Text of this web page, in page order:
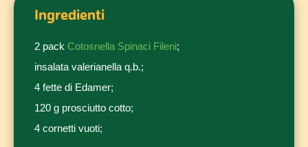
Ingredienti
2 pack Cotosnella Spinaci Fileni;
insalata valerianella q.b.;
4 fette di Edamer;
120 g prosciutto cotto;
4 cornetti vuoti;